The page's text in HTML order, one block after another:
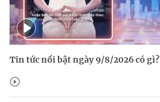
Tin tức nổi bật ngày 9/8/2026 có gì?